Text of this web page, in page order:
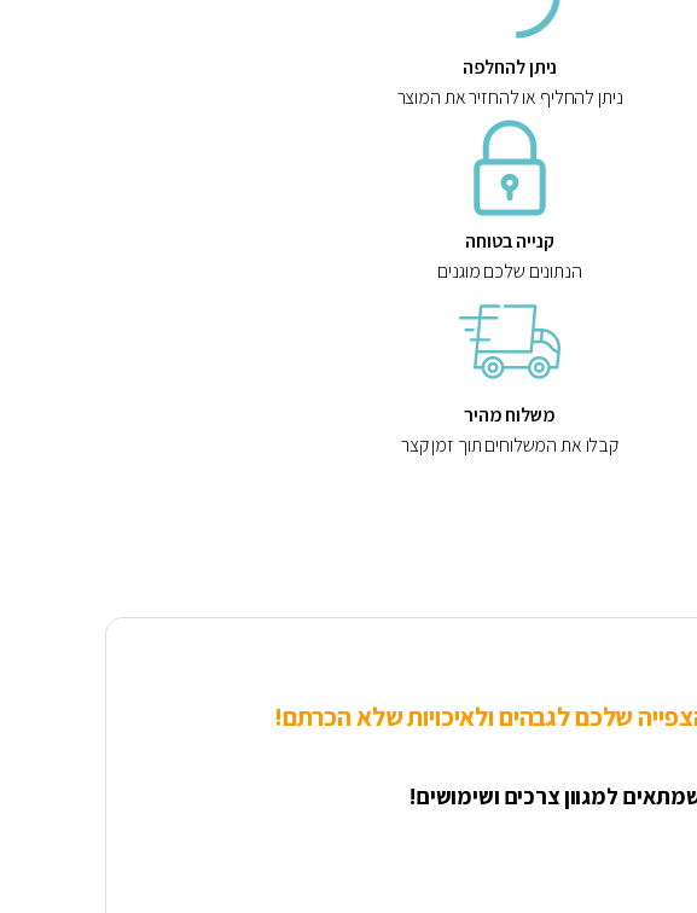
ניתן להחלפה
ניתן להחליף או להחזיר את המוצר
קנייה בטוחה
הנתונים שלכם מוגנים
משלוח מהיר
קבלו את המשלוחים תוך זמן קצר
שלא הכרתם!